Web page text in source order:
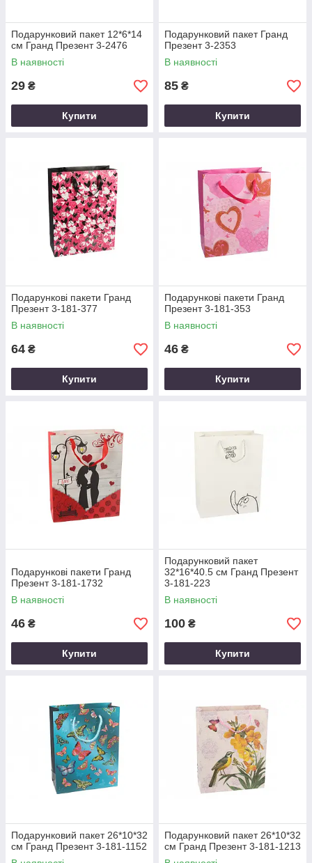
Подарунковий пакет 12*6*14
см Гранд Презент 3-2476
В наявності
29 ₴
Купити
Подарунковий пакет Гранд
Презент 3-2353
В наявності
85 ₴
Купити
Подарункові пакети Гранд
Презент 3-181-377
В наявності
64 ₴
Купити
Подарункові пакети Гранд
Презент 3-181-353
В наявності
46 ₴
Купити
Подарункові пакети Гранд
Презент 3-181-1732
В наявності
46 ₴
Купити
Подарунковий пакет
32*16*40.5 см Гранд Презент
3-181-223
В наявності
100 ₴
Купити
Подарунковий пакет 26*10*32
см Гранд Презент 3-181-1152
Подарунковий пакет 26*10*32
см Гранд Презент 3-181-1213